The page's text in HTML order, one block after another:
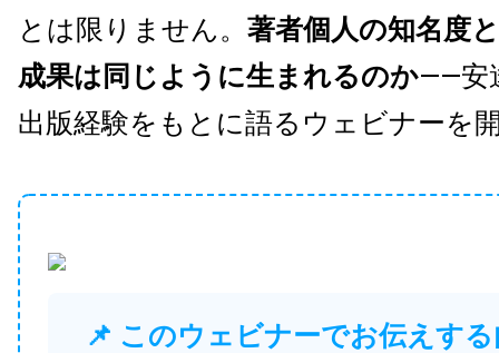
とは限りません。 著者個人の知名度
成果は同じように生まれるのか——安
出版経験をもとに語るウェビナーを
📌 このウェビナーでお伝えす